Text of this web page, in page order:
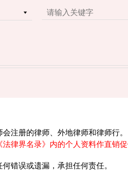
注册的律师、外地律师和律师行。
律界名录》内的个人资料作直销促
错误或遗漏，承担任何责任。